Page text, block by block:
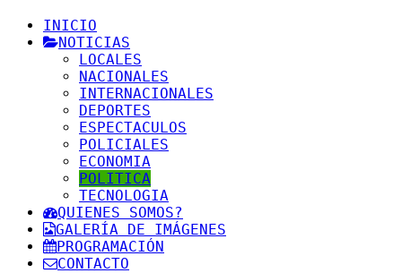
INICIO
NOTICIAS
LOCALES
NACIONALES
INTERNACIONALES
DEPORTES
ESPECTACULOS
POLICIALES
ECONOMIA
POLITICA
TECNOLOGIA
QUIENES SOMOS?
GALERÍA DE IMÁGENES
PROGRAMACIÓN
CONTACTO